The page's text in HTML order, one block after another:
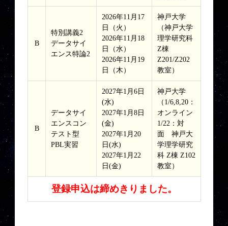
B
特別講義2
データサイ
エンス特論2
2026年11月17
日（火）
2026年11月18
日（水）
2026年11月19
日（木）
神戸大学
（神戸大学
理学研究科
Z棟
Z201/Z202
教室）
B
データサイ
エンスコン
テスト型
PBL実習
2027年1月6日
(水)
2027年1月8日
(金)
2027年1月20
日(水)
2027年1月22
日(金)
神戸大学
（1/6,8,20：
オンライン
1/22：対
面 神戸大
学理学研究
科 Z棟 Z102
教室）
登録申込は締めきりました。